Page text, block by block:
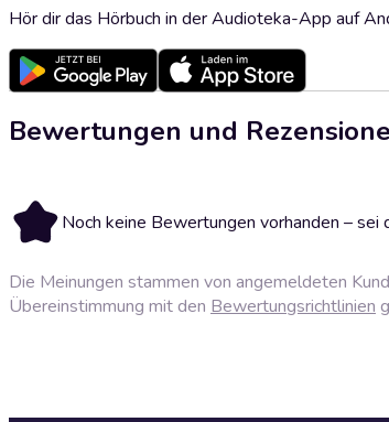
Hör dir das Hörbuch in der Audioteka-App auf
Bewertungen und
Noch keine Bewertungen vorhanden – sei
Die Meinungen stammen von angemeldeten
Übereinstimmung mit den Bewertungsrichtlinien